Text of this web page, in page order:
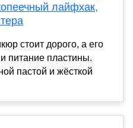
лайфхак,
стоит дорого, а его
питание пластины.
пастой и жёсткой